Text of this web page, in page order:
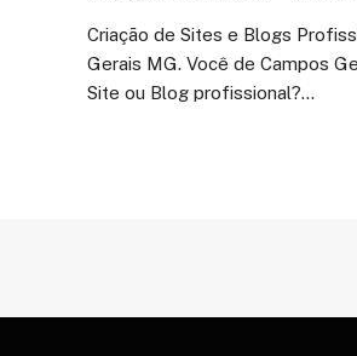
Criação de Sites e Blogs
Gerais MG. Você de Campos
Site ou Blog profissional?…